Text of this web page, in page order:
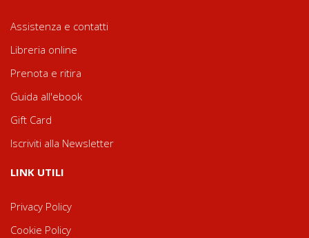
Assistenza e contatti
Libreria online
Prenota e ritira
Guida all'ebook
Gift Card
Iscriviti alla Newsletter
LINK UTILI
Privacy Policy
Cookie Policy